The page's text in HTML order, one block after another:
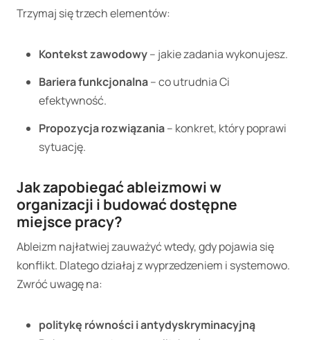
Trzymaj się trzech elementów:
Kontekst zawodowy– jakie zadania wykonujesz.
Bariera funkcjonalna– co utrudnia Ci
efektywność.
Propozycja rozwiązania– konkret, który poprawi
sytuację.
Jak zapobiegać ableizmowi w
organizacji i budować dostępne
miejsce pracy?
Ableizm najłatwiej zauważyć wtedy, gdy pojawia się
konflikt. Dlatego działaj z wyprzedzeniem i systemowo.
Zwróć uwagę na:
politykę równości i antydyskryminacyjną